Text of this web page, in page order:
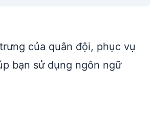
của quân đội, phục vụ
bạn sử dụng ngôn ngữ